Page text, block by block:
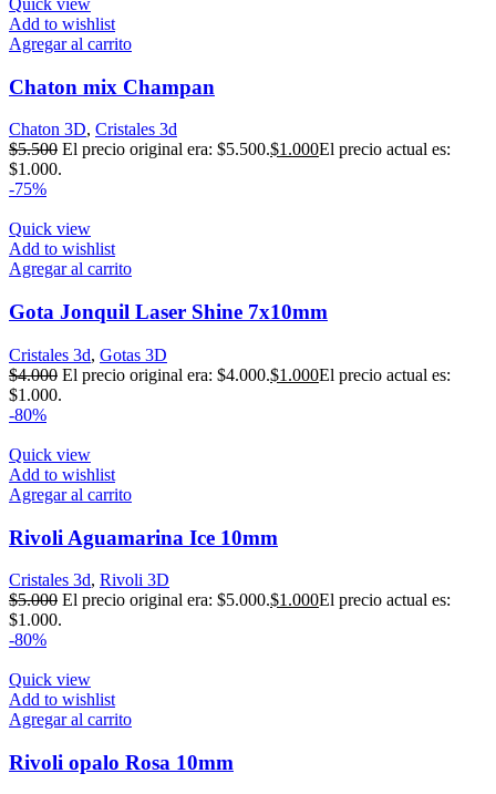
Quick view
Add to wishlist
Agregar al carrito
Chaton mix Champan
Chaton 3D, Cristales 3d
$5.500 El precio original era: $5.500.$1.000El precio actual es:
$1.000.
-75%
Quick view
Add to wishlist
Agregar al carrito
Gota Jonquil Laser Shine 7x10mm
Cristales 3d, Gotas 3D
$4.000 El precio original era: $4.000.$1.000El precio actual es:
$1.000.
-80%
Quick view
Add to wishlist
Agregar al carrito
Rivoli Aguamarina Ice 10mm
Cristales 3d, Rivoli 3D
$5.000 El precio original era: $5.000.$1.000El precio actual es:
$1.000.
-80%
Quick view
Add to wishlist
Agregar al carrito
Rivoli opalo Rosa 10mm